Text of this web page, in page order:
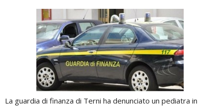
La guardia di finanza di Terni ha denunciato un pediatra in